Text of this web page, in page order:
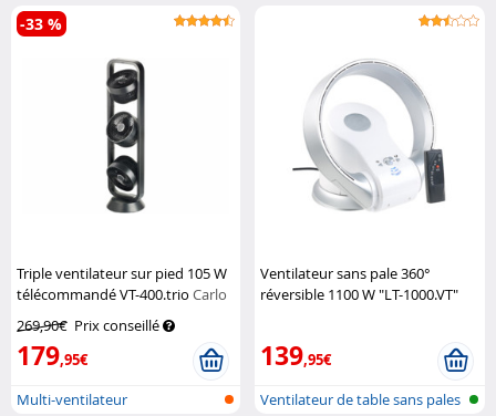
ioniseur...
Triple ventilateur sur pied 105 W
télécommandé VT-400.trio Carlo
269,90€ Prix conseillé
179,95€
-33 %
Multi-ventilateur
Ventilateur sans pale 360°
réversible 1100 W "LT-1000.VT"
139,95€
Ventilateur de table sans pales